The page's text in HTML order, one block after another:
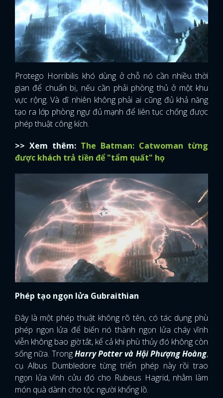
Protego Horribilis khó dùng ở chỗ nó cần nhiều thời
gian để chuẩn bị, nếu cần phải phòng thủ ở một khu
vực rộng. Và dĩ nhiên không phải ai cũng đủ khả năng
tạo ra lớp phòng ngự đủ mạnh để liên tục chống được
phép thuật công kích.
>> Xem thêm: The Batman: Catwoman từng
được khách trả tiền để "tẩm quất" họ
Phép tạo ngọn lửa Gubraithian
Đây là một phép thuật không rõ tên, có tác dụng phù
phép ngọn lửa để biến nó thành ngọn lửa cháy vĩnh
viễn không bao giờ tắt, kể cả khi phù thủy đó không còn
sống nữa. TrongHarry Potter và Hội Phượng Hoàng,
cụ Albus Dumbledore từng triển phép này rồi trao
ngọn lửa vĩnh cửu đó cho Rubeus Hagrid, nhằm làm
món quà dành cho tộc người khổng lồ.